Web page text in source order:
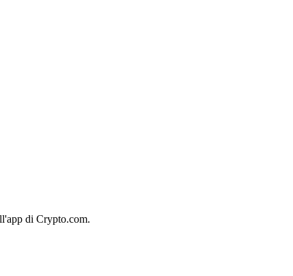
di Crypto.com.